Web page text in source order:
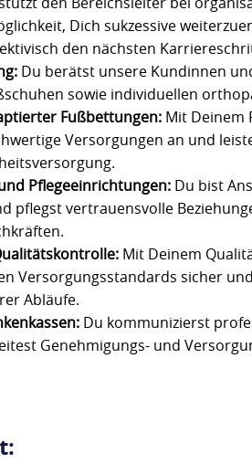
Dich sukzessive
den nächsten
Du berätst unsere Kundinnen
sowie individuellen
Fußbettungen: Mit Deinem
Versorgungen an und
Pflegeeinrichtungen: Du bist
pflegst vertrauensvolle
Mit Deinem
Versorgungsstandards sicher
Abläufe.
Du kommunizierst
Genehmigungs- und